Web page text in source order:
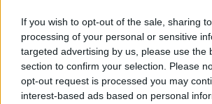
If you wish to opt-out of the sale, sharing
processing of your personal or sensitive
targeted advertising by us, please use the
section to confirm your selection. Please
opt-out request is processed you may
interest-based ads based on personal
peržiūrėti gynybos susitarimą
Laidos | ELTA savaitė
Visi įrašai